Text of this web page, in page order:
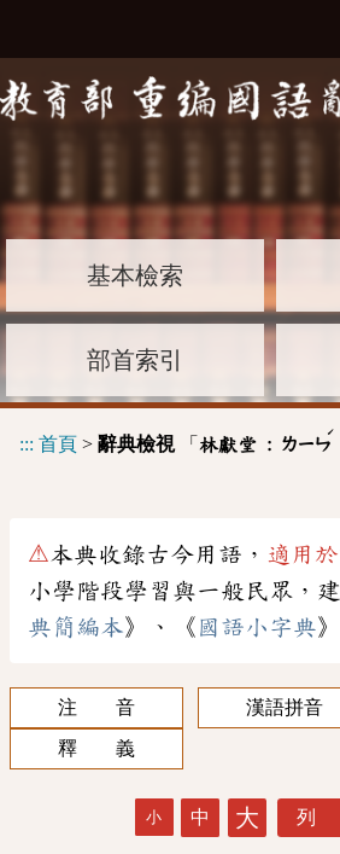
基本檢索
部首索引
::: 首頁 > 辭典檢視「 林獻堂 : ㄌㄧㄣ
ˊ
⚠本典收錄古今用語， 適用
小學階段學習與一般民眾，
典簡編本》、《 國語小字典
注 音
漢語拼音
釋 義
小 中 大 列